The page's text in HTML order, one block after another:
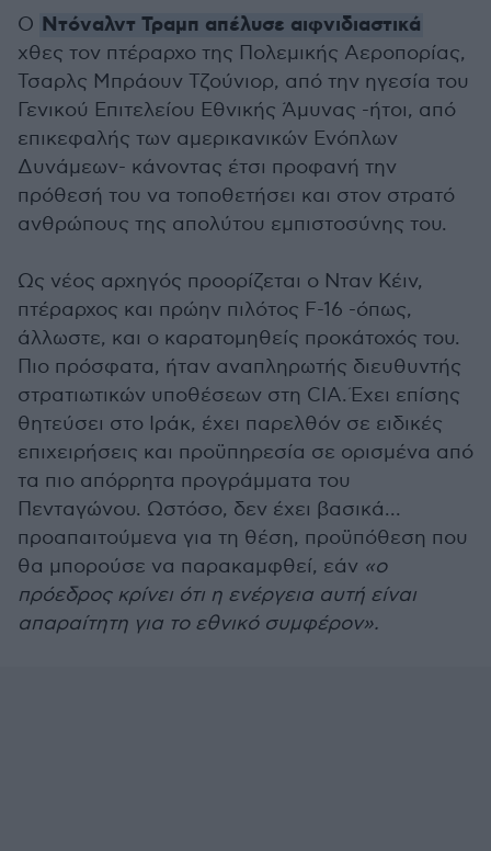
Ο Ντόναλντ Τραμπ απέλυσε αιφνιδιαστικά
χθες τον πτέραρχο της Πολεμικής Αεροπορίας,
Τσαρλς Μπράουν Τζούνιορ, από την ηγεσία του
Γενικού Επιτελείου Εθνικής Άμυνας -ήτοι, από
επικεφαλής των αμερικανικών Ενόπλων
Δυνάμεων- κάνοντας έτσι προφανή την
πρόθεσή του να τοποθετήσει και στον στρατό
ανθρώπους της απολύτου εμπιστοσύνης του.
Ως νέος αρχηγός προορίζεται ο Νταν Κέιν,
πτέραρχος και πρώην πιλότος F-16 -όπως,
άλλωστε, και ο καρατομηθείς προκάτοχός του.
Π ιο πρόσφατα, ήταν αναπληρωτής διευθυντής
στρατιωτικών υποθέσεων στη CIA. Έχει επίσης
θητεύσει στο Ιράκ, έχει παρελθόν σε ειδικές
επιχειρήσεις και προϋπηρεσία σε ορισμένα από
τα πιο απόρρητα προγράμματα του
Πενταγώνου. Ωστόσο, δεν έχει βασικά...
προαπαιτούμενα για τη θέση, προϋπόθεση που
θα μπορούσε να παρακαμφθεί, εάν «ο
πρόεδρος κρίνει ότι η ενέργεια αυτή είναι
απαραίτητη για το εθνικό συμφέρον».